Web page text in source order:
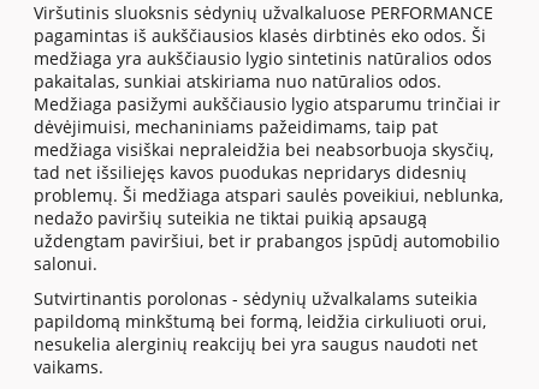
Viršutinis sluoksnis sėdynių užvalkaluose PERFORMANCE
pagamintas iš aukščiausios klasės dirbtinės eko odos. Ši
medžiaga yra aukščiausio lygio sintetinis natūralios odos
pakaitalas, sunkiai atskiriama nuo natūralios odos.
Medžiaga pasižymi aukščiausio lygio atsparumu trinčiai ir
dėvėjimuisi, mechaniniams pažeidimams, taip pat
medžiaga visiškai nepraleidžia bei neabsorbuoja skysčių,
tad net išsiliejęs kavos puodukas nepridarys didesnių
problemų. Ši medžiaga atspari saulės poveikiui, neblunka,
nedažo paviršių suteikia ne tiktai puikią apsaugą
uždengtam paviršiui, bet ir prabangos įspūdį automobilio
salonui.
Sutvirtinantis porolonas - sėdynių užvalkalams suteikia
papildomą minkštumą bei formą, leidžia cirkuliuoti orui,
nesukelia alerginių reakcijų bei yra saugus naudoti net
vaikams.